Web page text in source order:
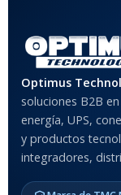
Optimus
soluciones B2B
energía, UPS,
y productos
integradores,